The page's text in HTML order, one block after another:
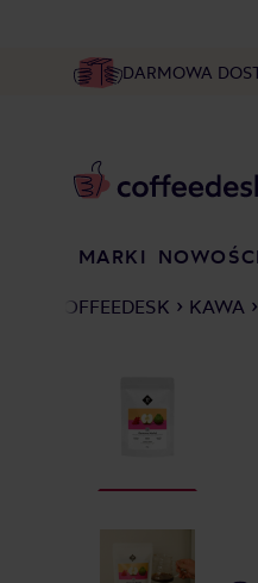
DARMOWA
MARKI NOWOŚCI
COFFEEDESK KAWA